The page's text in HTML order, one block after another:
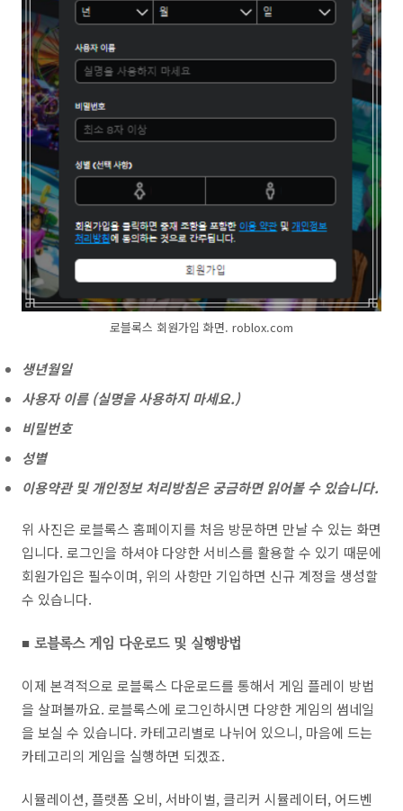
로블록스 회원가입 화면. roblox.com
생년월일
사용자 이름 (실명을 사용하지 마세요.)
비밀번호
성별
이용약관 및 개인정보 처리방침은 궁금하면 읽어볼 수 있습니다.
위 사진은 로블록스 홈페이지를 처음 방문하면 만날 수 있는 화면
입니다. 로그인을 하셔야 다양한 서비스를 활용할 수 있기 때문에
회원가입은 필수이며, 위의 사항만 기입하면 신규 계정을 생성할
수 있습니다.
■ 로블록스 게임 다운로드 및 실행방법
이제 본격적으로 로블록스 다운로드를 통해서 게임 플레이 방법
을 살펴볼까요. 로블록스에 로그인하시면 다양한 게임의 썸네일
을 보실 수 있습니다. 카테고리별로 나뉘어 있으니, 마음에 드는
카테고리의 게임을 실행하면 되겠죠.
시뮬레이션, 플랫폼 오비, 서바이벌, 클리커 시뮬레이터, 어드벤